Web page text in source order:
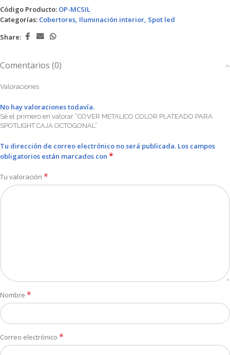
Código Producto: OP-MCSIL
Categorías: Cobertores, Iluminación interior, Spot led
Share:
Comentarios (0)
Valoraciones
No hay valoraciones todavía.
Sé el primero en valorar “COVER METALICO COLOR PLATEADO PARA
SPOTLIGHT CAJA OCTOGONAL”
Tu dirección de correo electrónico no será publicada. Los campos
obligatorios están marcados con *
Tu valoración *
Nombre *
Correo electrónico *